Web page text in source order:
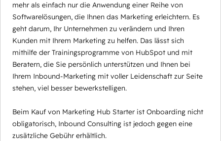
mehr als einfach nur die Anwendung einer Reihe von
Softwarelösungen, die Ihnen das Marketing erleichtern. Es
geht darum, Ihr Unternehmen zu verändern und Ihren
Kunden mit Ihrem Marketing zu helfen. Das lässt sich
mithilfe der Trainingsprogramme von HubSpot und mit
Beratern, die Sie persönlich unterstützen und Ihnen bei
Ihrem Inbound-Marketing mit voller Leidenschaft zur Seite
stehen, viel besser bewerkstelligen.
Beim Kauf von Marketing Hub Starter ist Onboarding nicht
obligatorisch, Inbound Consulting ist jedoch gegen eine
zusätzliche Gebühr erhältlich.